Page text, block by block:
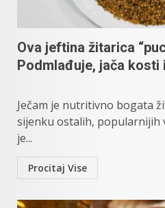
Ova jeftina žitarica
Podmlađuje, jača kosti
Ječam je nutritivno bogata
sijenku ostalih, popularnijih
je...
Procitaj Vise